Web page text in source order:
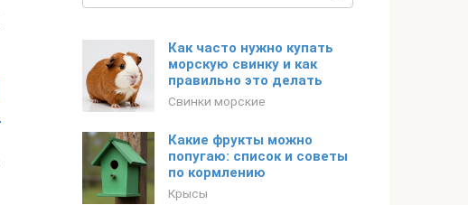
Как часто нужно купать
морскую свинку и как
правильно это делать
Свинки морские
Какие фрукты можно
попугаю: список и советы
по кормлению
Крысы